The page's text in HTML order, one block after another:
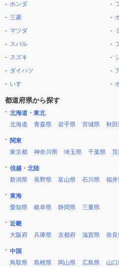
ホンダ
三菱
マツダ
スバル
スズキ
ダイハツ
いすゞ
都道府県から探す
北海道・東北
北海道
青森県 岩手県 宮城県 秋
関東
東京都
神奈川県 埼玉県 千葉県
信越・北陸
新潟県
長野県 富山県 石川県 福
東海
愛知県
岐阜県 静岡県 三重県
近畿
大阪府
兵庫県 京都府 滋賀県 奈
中国
鳥取県
島根県 岡山県 広島県 山